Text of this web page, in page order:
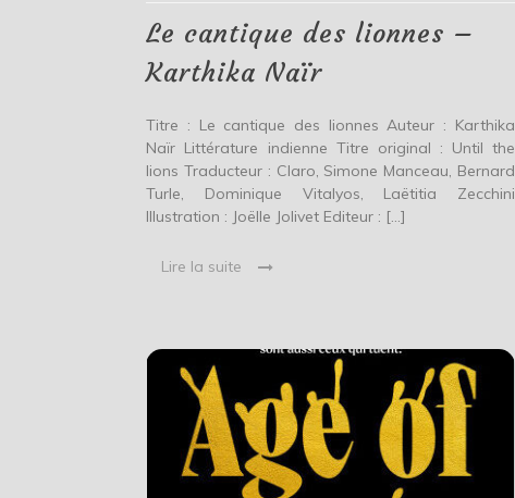
Karthika
Naïr
Le cantique des lionnes –
Karthika Naïr
Titre : Le cantique des lionnes Auteur : Karthika
Naïr Littérature indienne Titre original : Until the
lions Traducteur : Claro, Simone Manceau, Bernard
Turle, Dominique Vitalyos, Laëtitia Zecchini
Illustration : Joëlle Jolivet Editeur : […]
Lire la suite